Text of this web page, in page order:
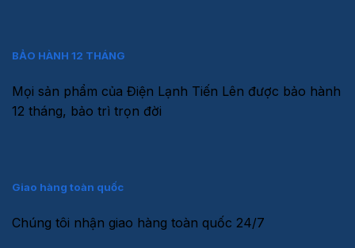
BẢO HÀNH 12 THÁNG
Mọi sản phẩm của Điện Lạnh Tiến Lên được bảo hành
12 tháng, bảo trì trọn đời
Giao hàng toàn quốc
Chúng tôi nhận giao hàng toàn quốc 24/7